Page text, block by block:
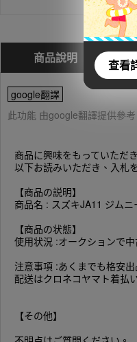
查看
商品說明
google翻譯
此功能 由google翻譯提供參
商品に興味をもっていただ
以下お読みいただき、入札
【商品の説明】
商品名 : スズキJA11 ジム
【商品の状態】
使用状況 :オークションで
注意事項 :あくまでも格安
配送はクロネコヤマト着払
【その他】